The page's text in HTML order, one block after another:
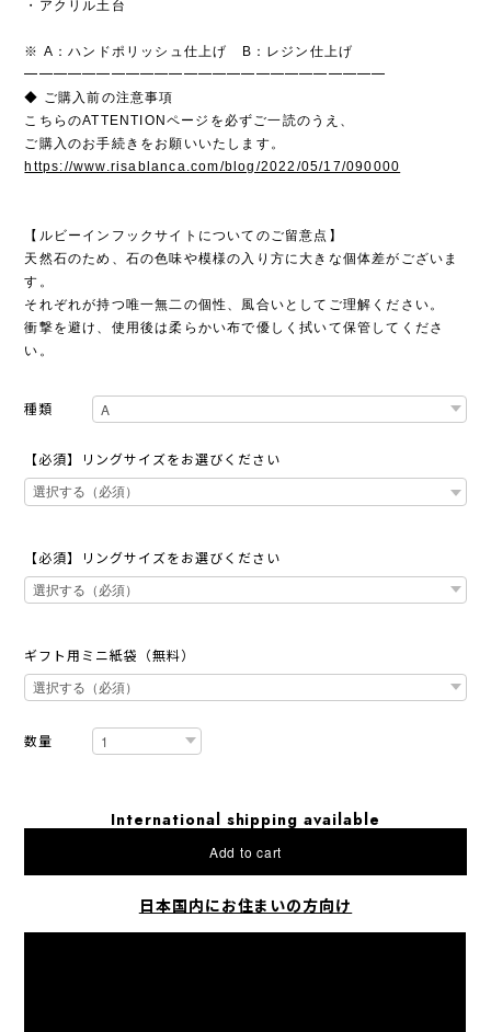
・アクリル土台
※ A：ハンドポリッシュ仕上げ B：レジン仕上げ
━━━━━━━━━━━━━━━━━━━━━━━━━
◆ ご購入前の注意事項
こちらのATTENTIONページを必ずご一読のうえ、
ご購入のお手続きをお願いいたします。
https://www.risablanca.com/blog/2022/05/17/090000
【ルビーインフックサイトについてのご留意点】
天然石のため、石の色味や模様の入り方に大きな個体差がございま
す。
それぞれが持つ唯一無二の個性、風合いとしてご理解ください。
衝撃を避け、使用後は柔らかい布で優しく拭いて保管してくださ
い。
種類
【必須】リングサイズをお選びください
【必須】リングサイズをお選びください
ギフト用ミニ紙袋（無料）
数量
International shipping available
Add to cart
日本国内にお住まいの方向け